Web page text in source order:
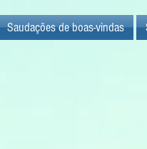
Saudações de boas-vindas